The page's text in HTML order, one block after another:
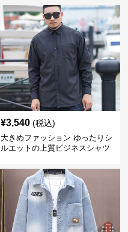
¥3,540 (税込)
大きめファッション ゆったりシ
ルエットの上質ビジネスシャツ